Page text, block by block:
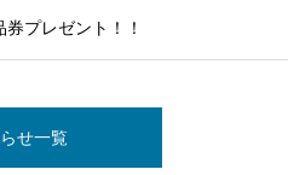
プレゼント！！
せ一覧